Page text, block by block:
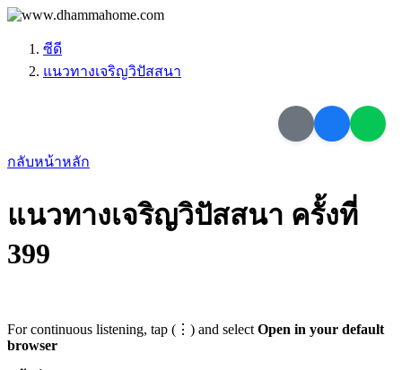
ซีดี
แนวทางเจริญวิปัสสนา
กลับหน้าหลัก
แนวทางเจริญวิปัสสนา ครั้งที่
399
For continuous listening, tap (⋮) and select Open in your default
browser